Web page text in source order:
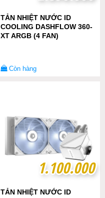
TẢN NHIỆT NƯỚC ID
COOLING DASHFLOW 360-
XT ARGB (4 FAN)
Còn hàng
1.100.000
1.100.000
TẢN NHIỆT NƯỚC ID